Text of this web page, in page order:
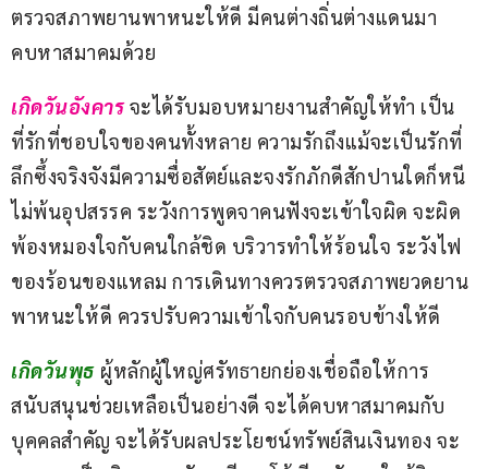
ตรวจสภาพยานพาหนะให้ดี มีคนต่างถิ่นต่างแดนมา
คบหาสมาคมด้วย
เกิดวันอังคาร จะได้รับมอบหมายงานสำคัญให้ทำ เป็น
ที่รักที่ชอบใจของคนทั้งหลาย ความรักถึงแม้จะเป็นรักที่
ลึกซึ้งจริงจังมีความซื่อสัตย์และจงรักภักดีสักปานใดก็หนี
ไม่พ้นอุปสรรค ระวังการพูดจาคนฟังจะเข้าใจผิด จะผิด
พ้องหมองใจกับคนใกล้ชิด บริวารทำให้ร้อนใจ ระวังไฟ
ของร้อนของแหลม การเดินทางควรตรวจสภาพยวดยาน
พาหนะให้ดี ควรปรับความเข้าใจกับคนรอบข้างให้ดี
เกิดวันพุธ ผู้หลักผู้ใหญ่ศรัทธายกย่องเชื่อถือให้การ
สนับสนุนช่วยเหลือเป็นอย่างดี จะได้คบหาสมาคมกับ
บุคคลสำคัญ จะได้รับผลประโยชน์ทรัพย์สินเงินทอง จะ